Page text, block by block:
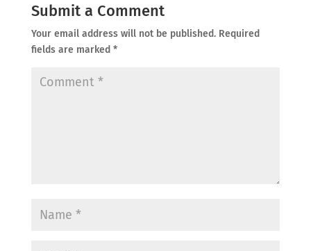
Submit a Comment
Your email address will not be published. Required
fields are marked *